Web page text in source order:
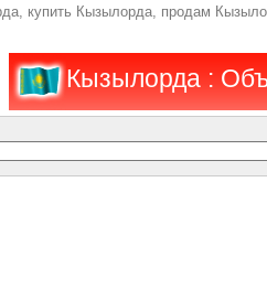
купить Кызылорда, продам
Кызылорда :